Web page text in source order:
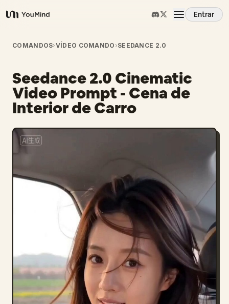
YouMind
Entrar
Visão Geral
Casos de Uso
Habilidades
Prompts
Preços
Atualizações
COMANDOS›VÍDEO COMANDO ›SEEDANCE 2.0
Seedance 2.0 Cinematic
Video Prompt - Cena de
Interior de Carro